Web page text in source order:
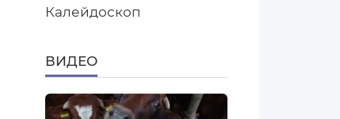
Калейдоскоп
ВИДЕО